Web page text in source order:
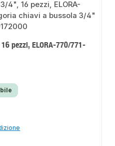
pezzi, ELORA-770/771-